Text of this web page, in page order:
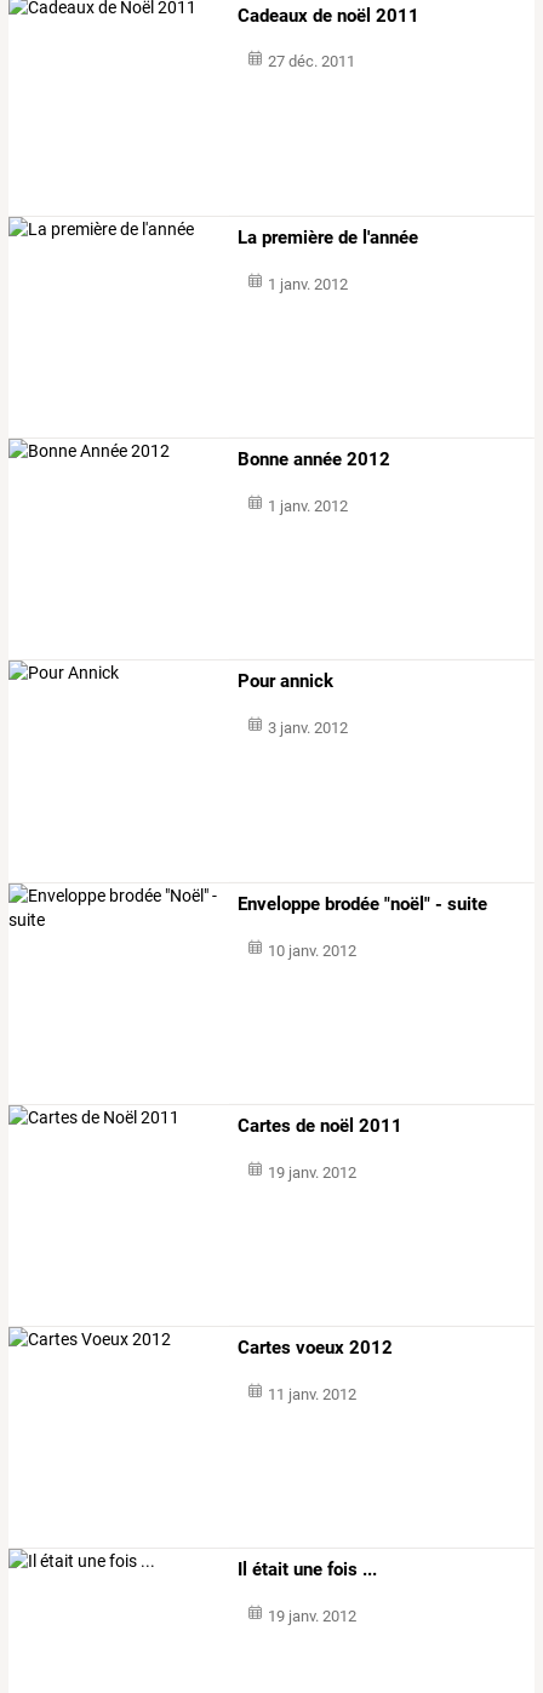
Cadeaux de noël 2011
27 déc. 2011
La première de l'année
1 janv. 2012
Bonne année 2012
1 janv. 2012
Pour annick
3 janv. 2012
Enveloppe brodée "noël" - suite
10 janv. 2012
Cartes de noël 2011
19 janv. 2012
Cartes voeux 2012
11 janv. 2012
Il était une fois ...
19 janv. 2012